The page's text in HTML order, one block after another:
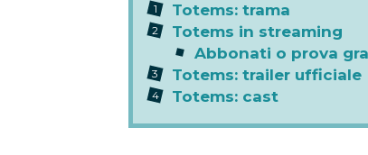
Totems: trama
Totems in streaming
Abbonati o prova
Totems: trailer ufficiale
Totems: cast